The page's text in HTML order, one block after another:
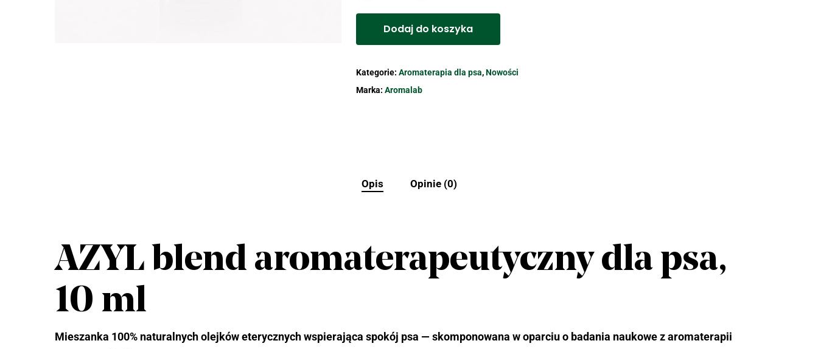
Dodaj do koszyka
Kategorie: Aromaterapia dla psa,Nowości
Marka: Aromalab
Opis Opinie (0)
AZYL blend aromaterapeutyczny dla psa,
10 ml
Mieszanka 100% naturalnych olejków eterycznych wspierająca spokój psa — skomponowana w oparciu o badania naukowe z aromaterapii